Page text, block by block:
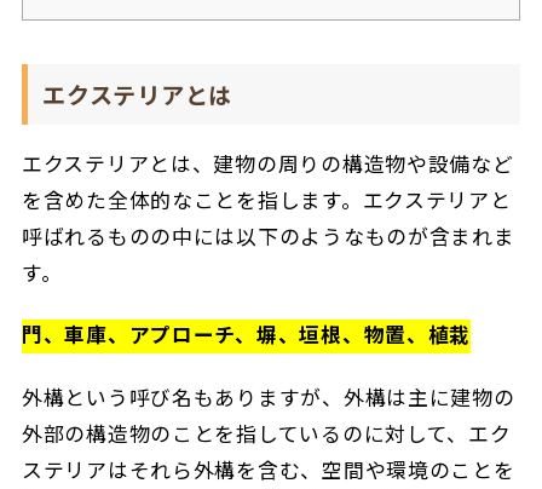
エクステリアとは
エクステリアとは、建物の周りの構造物や設備など
を含めた全体的なことを指します。エクステリアと
呼ばれるものの中には以下のようなものが含まれま
す。
門、車庫、アプローチ、塀、垣根、物置、植栽
外構という呼び名もありますが、外構は主に建物の
外部の構造物のことを指しているのに対して、エク
ステリアはそれら外構を含む、空間や環境のことを